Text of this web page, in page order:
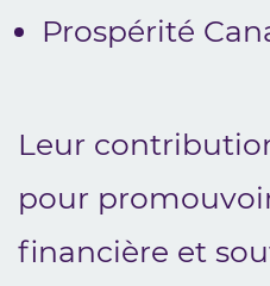
Prospérité
Leur
pour
financière et